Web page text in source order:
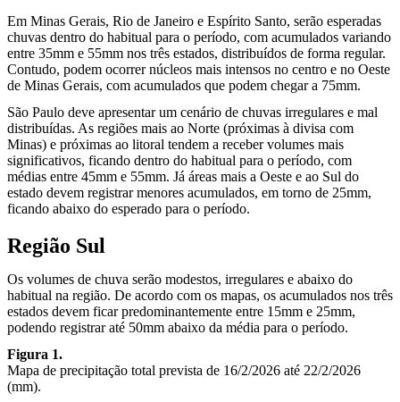
Em Minas Gerais, Rio de Janeiro e Espírito Santo, serão esperadas
chuvas dentro do habitual para o período, com acumulados variando
entre 35mm e 55mm nos três estados, distribuídos de forma regular.
Contudo, podem ocorrer núcleos mais intensos no centro e no Oeste
de Minas Gerais, com acumulados que podem chegar a 75mm.
São Paulo deve apresentar um cenário de chuvas irregulares e mal
distribuídas. As regiões mais ao Norte (próximas à divisa com
Minas) e próximas ao litoral tendem a receber volumes mais
significativos, ficando dentro do habitual para o período, com
médias entre 45mm e 55mm. Já áreas mais a Oeste e ao Sul do
estado devem registrar menores acumulados, em torno de 25mm,
ficando abaixo do esperado para o período.
Região Sul
Os volumes de chuva serão modestos, irregulares e abaixo do
habitual na região. De acordo com os mapas, os acumulados nos três
estados devem ficar predominantemente entre 15mm e 25mm,
podendo registrar até 50mm abaixo da média para o período.
Figura 1.
Mapa de precipitação total prevista de 16/2/2026 até 22/2/2026
(mm).